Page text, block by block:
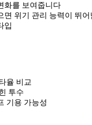
화를 보여줍니다
면 위기 관리 능력이 뛰어
입
율 비교
투수
기용 가능성